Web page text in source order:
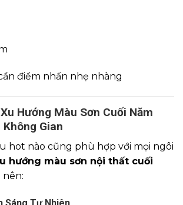
điểm nhấn nhẹ nhàng
Hướng Màu Sơn Cuối Năm
Gian
hot nào cũng phù hợp với mọi ngôi
hướng màu sơn nội thất cuối
nên: